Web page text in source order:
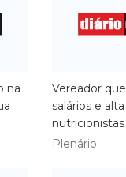
na
​Vereador
salários e
Plenário